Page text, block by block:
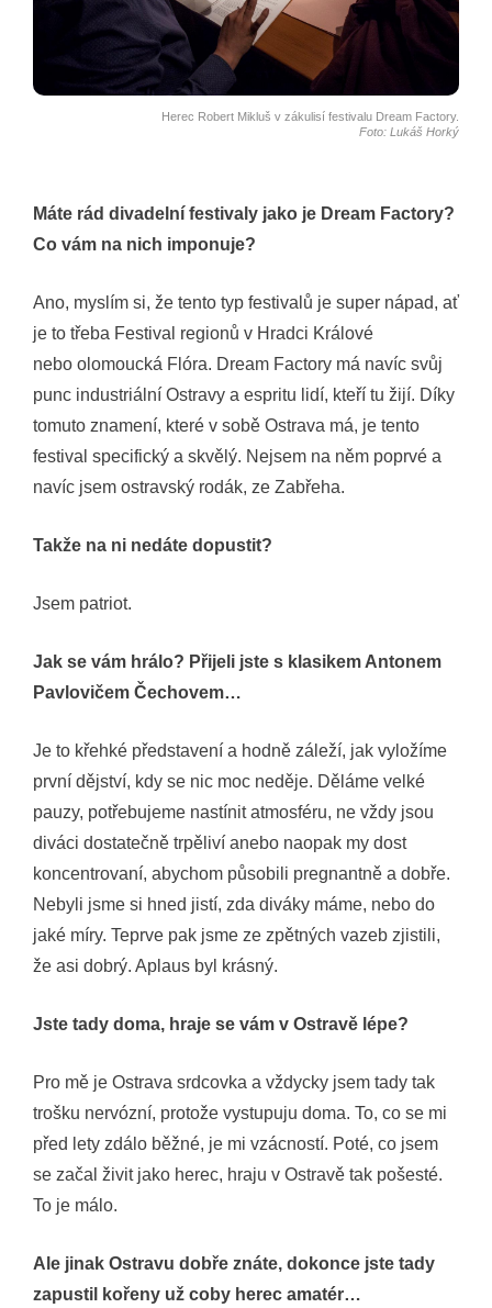
Herec Robert Mikluš v zákulisí festivalu Dream Factory.
Foto: Lukáš Horký
Máte rád divadelní festivaly jako je Dream Factory?
Co vám na nich imponuje?
Ano, myslím si, že tento typ festivalů je super nápad, ať
je to třeba Festival regionů v Hradci Králové
nebo olomoucká Flóra. Dream Factory má navíc svůj
punc industriální Ostravy a espritu lidí, kteří tu žijí. Díky
tomuto znamení, které v sobě Ostrava má, je tento
festival specifický a skvělý. Nejsem na něm poprvé a
navíc jsem ostravský rodák, ze Zabřeha.
Takže na ni nedáte dopustit?
Jsem patriot.
Jak se vám hrálo? Přijeli jste s klasikem Antonem
Pavlovičem Čechovem…
Je to křehké představení a hodně záleží, jak vyložíme
první dějství, kdy se nic moc neděje. Děláme velké
pauzy, potřebujeme nastínit atmosféru, ne vždy jsou
diváci dostatečně trpěliví anebo naopak my dost
koncentrovaní, abychom působili pregnantně a dobře.
Nebyli jsme si hned jistí, zda diváky máme, nebo do
jaké míry. Teprve pak jsme ze zpětných vazeb zjistili,
že asi dobrý. Aplaus byl krásný.
Jste tady doma, hraje se vám v Ostravě lépe?
Pro mě je Ostrava srdcovka a vždycky jsem tady tak
trošku nervózní, protože vystupuju doma. To, co se mi
před lety zdálo běžné, je mi vzácností. Poté, co jsem
se začal živit jako herec, hraju v Ostravě tak pošesté.
To je málo.
Ale jinak Ostravu dobře znáte, dokonce jste tady
zapustil kořeny už coby herec amatér…